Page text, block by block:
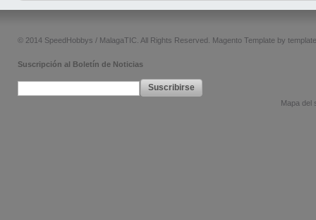
© 2014 SpeedHobbys / MalagaTIC. All Rights Reserved. Magento Template by
Suscripción al Boletín de Noticias
Suscribirse
Mapa del